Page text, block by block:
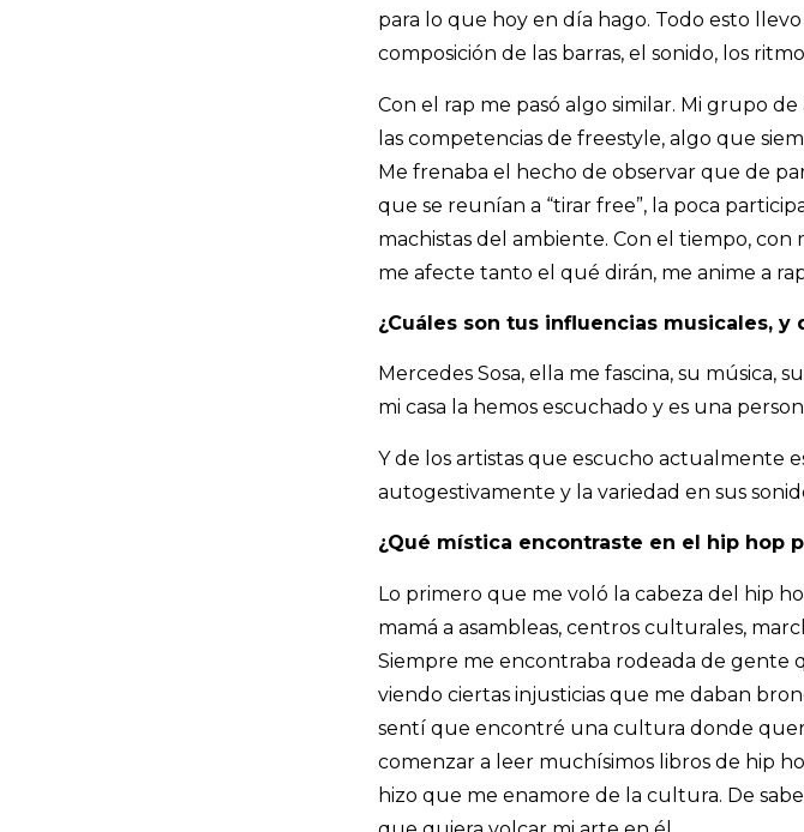
para lo que hoy en día hago. Todo esto
composición de las barras, el sonido, los
Con el rap me pasó algo similar. Mi grupo
las competencias de freestyle, algo que
Me frenaba el hecho de observar que de
que se reunían a “tirar free”, la poca
machistas del ambiente. Con el tiempo,
me afecte tanto el qué dirán, me anime a
¿Cuáles son tus influencias musicales,
Mercedes Sosa, ella me fascina, su música,
mi casa la hemos escuchado y es una
Y de los artistas que escucho actualmente
autogestivamente y la variedad en sus
¿Qué mística encontraste en el hip hop
Lo primero que me voló la cabeza del hip
mamá a asambleas, centros culturales,
Siempre me encontraba rodeada de gente
viendo ciertas injusticias que me daban
sentí que encontré una cultura donde
comenzar a leer muchísimos libros de hip
hizo que me enamore de la cultura. De